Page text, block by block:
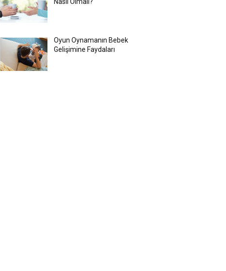
Oyun Oynamanın Bebek
Gelişimine Faydaları